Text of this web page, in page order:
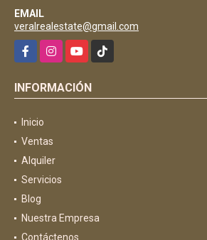
EMAIL
veralrealestate@gmail.com
FacebookInstagramYouTubeTikTok
INFORMACIÓN
Inicio
Ventas
Alquiler
Servicios
Blog
Nuestra Empresa
Contáctenos